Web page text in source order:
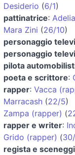
Desiderio (6/1)
pattinatrice:
Mara Zini (26/10)
personaggio
personaggio
pilota
poeta e scrittore:
rapper: Vacca
Marracash (22/5)
Zampa (rapper) (
rapper e writer:
Grido (rapper) (
regista e